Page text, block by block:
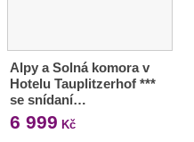
Alpy a Solná komora v
Hotelu Tauplitzerhof ***
se snídaní…
6 999 Kč